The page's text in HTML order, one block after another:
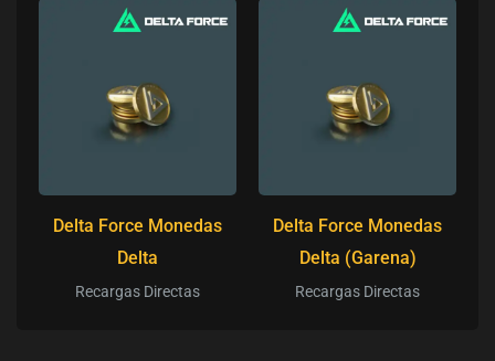
Delta Force Monedas
Delta
Recargas Directas
Delta Force Monedas
Delta (Garena)
Recargas Directas